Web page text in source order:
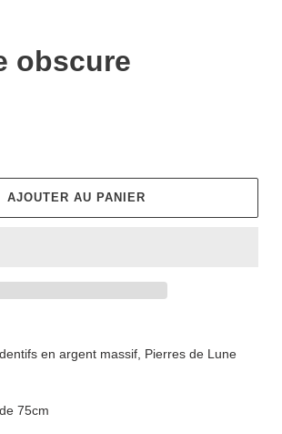
obscure
AJOUTER AU PANIER
en argent massif, Pierres de Lune
75cm